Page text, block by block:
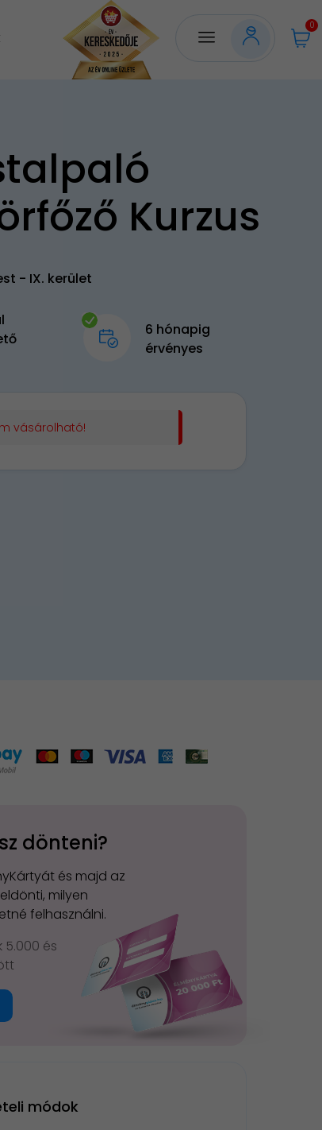
0
Kurzus
- IX. kerület
6 hónapig
érvényes
vásárolható!
dönteni?
és majd az
milyen
felhasználni.
5.000 és
módok